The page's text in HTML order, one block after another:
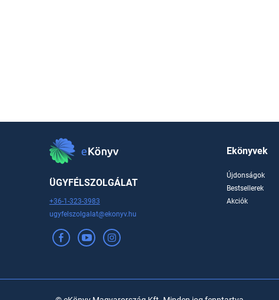
ÜGYFÉLSZOLGÁLAT
+36-1-323-3983
ugyfelszolgalat@ekonyv.hu
Ekönyvek
Újdonságok
Bestsellerek
Akciók